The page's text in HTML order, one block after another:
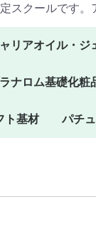
スクールです
リアオイル・ジ
ナロム基礎化粧
ト基材 パチ